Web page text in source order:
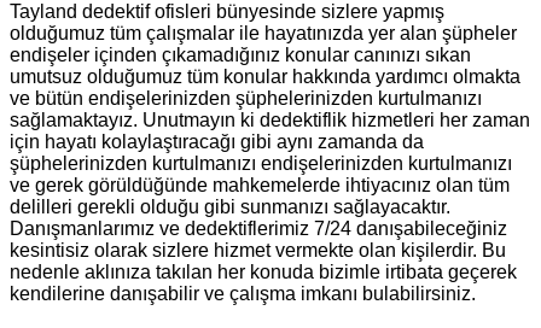
Tayland dedektif ofisleri bünyesinde sizlere yapmış
olduğumuz tüm çalışmalar ile hayatınızda yer alan şüpheler
endişeler içinden çıkamadığınız konular canınızı sıkan
umutsuz olduğumuz tüm konular hakkında yardımcı olmakta
ve bütün endişelerinizden şüphelerinizden kurtulmanızı
sağlamaktayız. Unutmayın ki dedektiflik hizmetleri her zaman
için hayatı kolaylaştıracağı gibi aynı zamanda da
şüphelerinizden kurtulmanızı endişelerinizden kurtulmanızı
ve gerek görüldüğünde mahkemelerde ihtiyacınız olan tüm
delilleri gerekli olduğu gibi sunmanızı sağlayacaktır.
Danışmanlarımız ve dedektiflerimiz 7/24 danışabileceğiniz
kesintisiz olarak sizlere hizmet vermekte olan kişilerdir. Bu
nedenle aklınıza takılan her konuda bizimle irtibata geçerek
kendilerine danışabilir ve çalışma imkanı bulabilirsiniz.